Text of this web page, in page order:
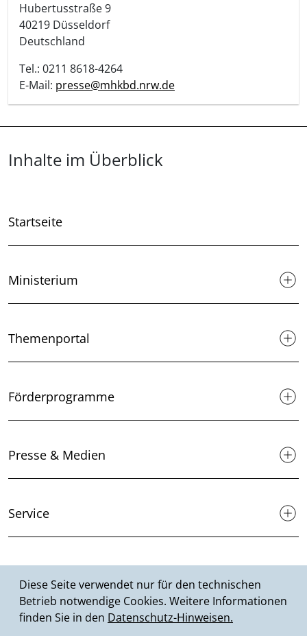
Diese Seite verwendet nur für den technischen
Betrieb notwendige Cookies. Weitere Informationen
finden Sie in den Datenschutz-Hinweisen.
Hubertusstraße 9
40219 Düsseldorf
Deutschland
Tel.: 0211 8618-4264
E-Mail: presse@mhkbd.nrw.de
Überblick: Inhalte
Inhalte im Überblick
Startseite
Ministerium
Themenportal
Förderprogramme
Presse & Medien
Service